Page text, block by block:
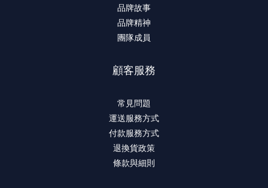
品牌故事
品牌精神
團隊成員
顧客服務
常見問題
運送服務方式
付款服務方式
退換貨政策
條款與細則